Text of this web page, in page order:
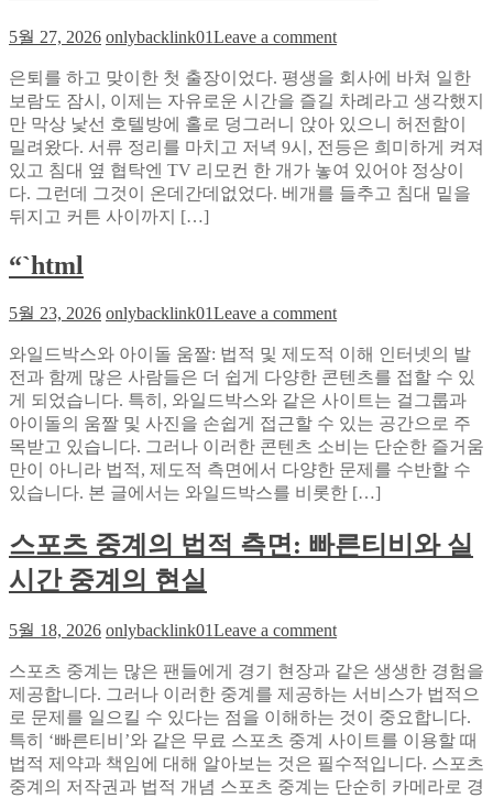
해
설
테
마
별
감
상
서
선
명
한
해
외
축
유
지
하
는
비
결
5월 27, 2026 onlybacklink01Leave a commenton
퇴
후
호
텔
방
에
다,
모
컨
없
이
소
닉
티
로
해
구
는
법
은퇴를 하고 맞이한 첫 출장이었다. 평생을 회사에 바쳐 일한
보람도 잠시, 이제는 자유로운 시간을 즐길 차례라고 생각했지
만 막상 낯선 호텔방에 홀로 덩그러니 앉아 있으니 허전함이
밀려왔다. 서류 정리를 마치고 저녁 9시, 전등은 희미하게 켜져
있고 침대 옆 협탁엔 TV 리모컨 한 개가 놓여 있어야 정상이
다. 그런데 그것이 온데간데없었다. 베개를 들추고 침대 밑을
뒤지고 커튼 사이까지 […]
“`html
5월 23, 2026 onlybacklink01Leave a commenton
와일드박스와 아이돌 움짤: 법적 및 제도적 이해 인터넷의 발
전과 함께 많은 사람들은 더 쉽게 다양한 콘텐츠를 접할 수 있
게 되었습니다. 특히, 와일드박스와 같은 사이트는 걸그룹과
아이돌의 움짤 및 사진을 손쉽게 접근할 수 있는 공간으로 주
목받고 있습니다. 그러나 이러한 콘텐츠 소비는 단순한 즐거움
만이 아니라 법적, 제도적 측면에서 다양한 문제를 수반할 수
있습니다. 본 글에서는 와일드박스를 비롯한 […]
스포츠 중계의 법적 측면: 빠른티비와 실
시간 중계의 현실
5월 18, 2026 onlybacklink01Leave a commenton
포
츠
중
계
의
법
스포츠 중계는 많은 팬들에게 경기 현장과 같은 생생한 경험을
제공합니다. 그러나 이러한 중계를 제공하는 서비스가 법적으
로 문제를 일으킬 수 있다는 점을 이해하는 것이 중요합니다.
특히 ‘빠른티비’와 같은 무료 스포츠 중계 사이트를 이용할 때
법적 제약과 책임에 대해 알아보는 것은 필수적입니다. 스포츠
중계의 저작권과 법적 개념 스포츠 중계는 단순히 카메라로 경